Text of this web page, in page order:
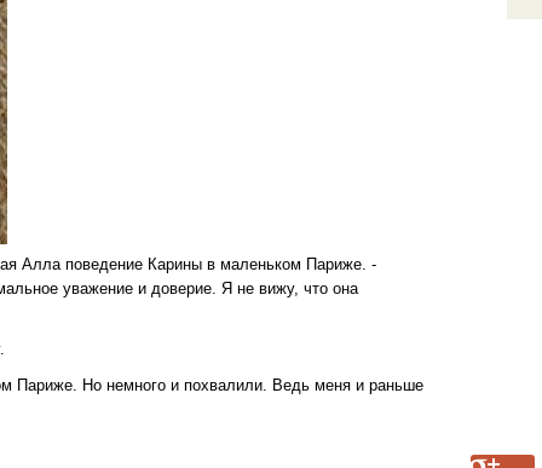
Алла поведение Карины в маленьком Париже. -
уважение и доверие. Я не вижу, что она
Париже. Но немного и похвалили. Ведь меня и раньше